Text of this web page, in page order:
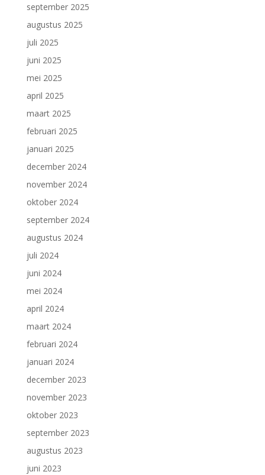
september 2025
augustus 2025
juli 2025
juni 2025
mei 2025
april 2025
maart 2025
februari 2025
januari 2025
december 2024
november 2024
oktober 2024
september 2024
augustus 2024
juli 2024
juni 2024
mei 2024
april 2024
maart 2024
februari 2024
januari 2024
december 2023
november 2023
oktober 2023
september 2023
augustus 2023
juni 2023